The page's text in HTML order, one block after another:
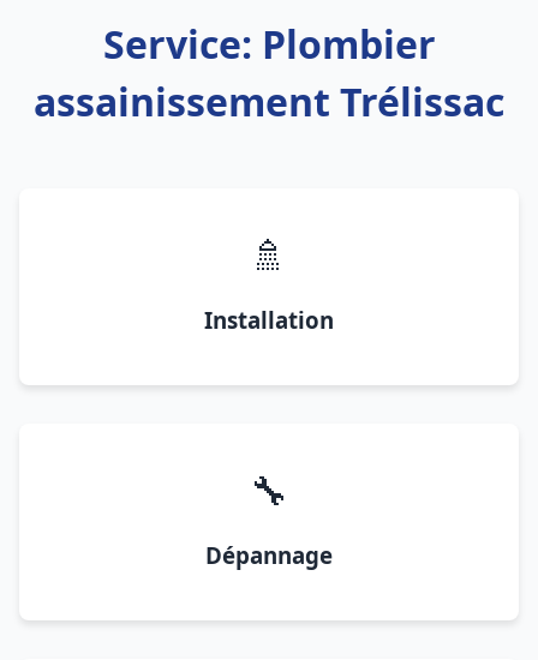
Service: Plombier
assainissement Trélissac
🚿
Installation
🔧
Dépannage